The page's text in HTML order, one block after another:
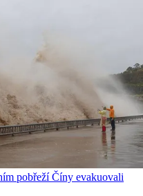
pobřeží Číny evakuovali